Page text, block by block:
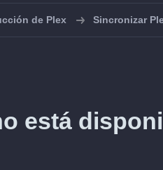
de Plex Sincronizar
está